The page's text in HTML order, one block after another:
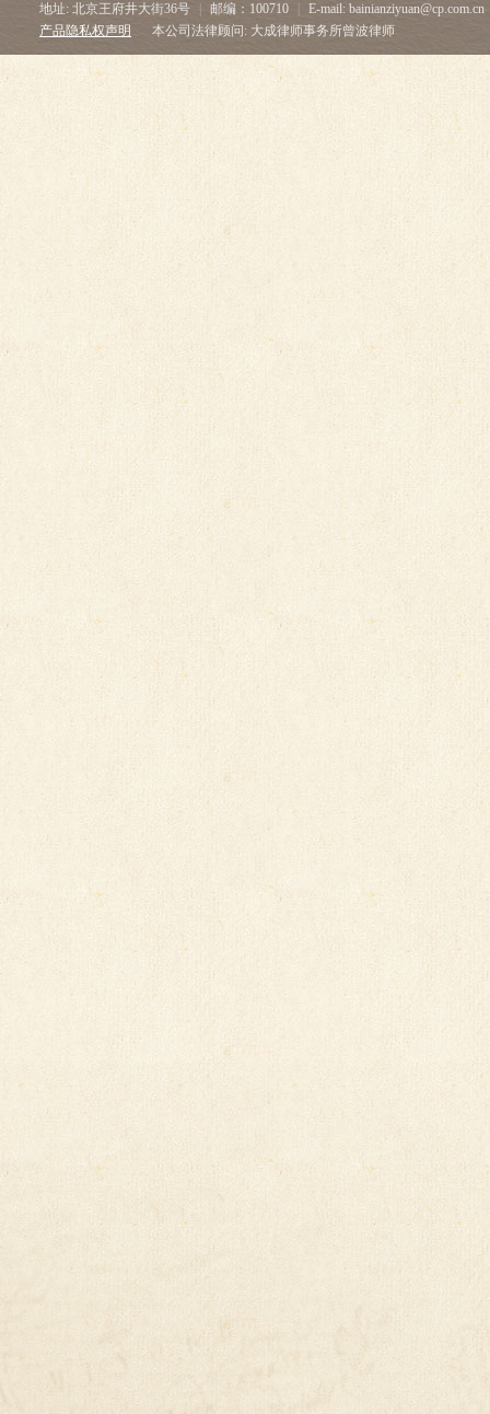
地址: 北京王府井大街36号 邮编：100710
E-mail: bainianziyuan@cp.com.cn
产品隐私权声明
本公司法律顾问: 大成律师事务所曾波律师